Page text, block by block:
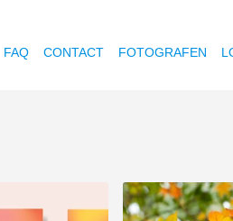
FAQ CONTACT FOTOGRAFEN